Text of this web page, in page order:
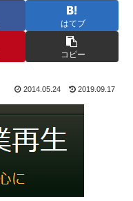
はてブ
コピー
2014.05.24 2019.09.17